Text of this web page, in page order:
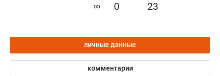
∞ 0 23
личные данные
комментарии